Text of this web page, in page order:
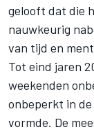
gelooft dat die
nauwkeurig
van tijd en
Tot eind jaren
weekenden
onbeperkt in
vormde. De